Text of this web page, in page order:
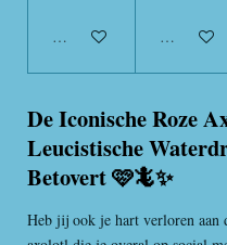
Uitverkocht Uitverkocht
De Iconische Roze
Leucistische
Betovert 🩷🦎✨
Heb jij ook je hart verloren aan